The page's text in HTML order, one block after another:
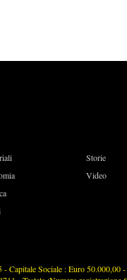
Storie
Video
- Capitale Sociale : Euro